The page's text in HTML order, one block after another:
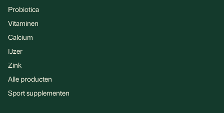
Probiotica
Vitaminen
Calcium
IJzer
Zink
Alle producten
Sport supplementen